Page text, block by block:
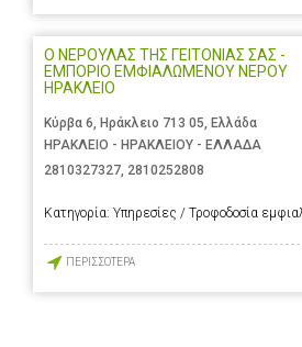
Ο ΝΕΡΟΥΛΑΣ ΤΗΣ ΓΕΙΤΟΝΙΑΣ ΣΑΣ -
ΕΜΠΟΡΙΟ ΕΜΦΙΑΛΩΜΕΝΟΥ ΝΕΡΟΥ
ΗΡΑΚΛΕΙΟ
Κύρβα 6, Ηράκλειο 713 05, Ελλάδα
ΗΡΑΚΛΕΙΟ - ΗΡΑΚΛΕΙΟΥ - ΕΛΛΑΔΑ
2810327327, 2810252808
Κατηγορία: Υπηρεσίες / Τροφοδοσία
ΠΕΡΙΣΣΟΤΕΡΑ